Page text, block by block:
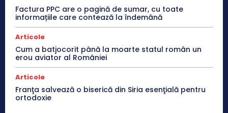
Factura PPC are o pagină de sumar, cu toate
informațiile care contează la îndemână
Articole
Cum a batjocorit până la moarte statul român un
erou aviator al României
Articole
Franţa salvează o biserică din Siria esenţială pentru
ortodoxie